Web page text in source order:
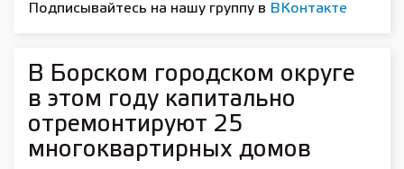
Подписывайтесь на нашу группу в ВКонтакте
В Борском городском округе
в этом году капитально
отремонтируют 25
многоквартирных домов